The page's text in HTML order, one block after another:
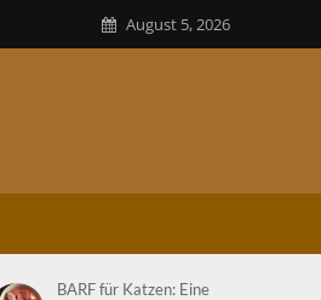
August 5, 2026
BARF für Katzen: Eine